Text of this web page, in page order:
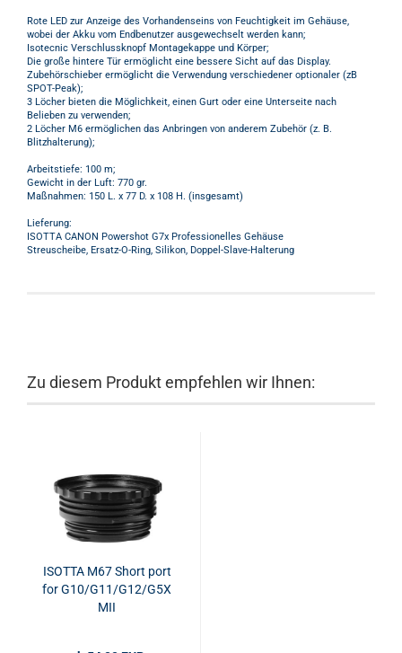
Rote LED zur Anzeige des Vorhandenseins von Feuchtigkeit im Gehäuse,
wobei der Akku vom Endbenutzer ausgewechselt werden kann;
Isotecnic Verschlussknopf Montagekappe und Körper;
Die große hintere Tür ermöglicht eine bessere Sicht auf das Display.
Zubehörschieber ermöglicht die Verwendung verschiedener optionaler (zB
SPOT-Peak);
3 Löcher bieten die Möglichkeit, einen Gurt oder eine Unterseite nach
Belieben zu verwenden;
2 Löcher M6 ermöglichen das Anbringen von anderem Zubehör (z. B.
Blitzhalterung);
Arbeitstiefe: 100 m;
Gewicht in der Luft: 770 gr.
Maßnahmen: 150 L. x 77 D. x 108 H. (insgesamt)
Lieferung:
ISOTTA CANON Powershot G7x Professionelles Gehäuse
Streuscheibe, Ersatz-O-Ring, Silikon, Doppel-Slave-Halterung
Zu diesem Produkt empfehlen wir Ihnen:
ISOTTA M67 Short port
for G10/G11/G12/G5X
MII